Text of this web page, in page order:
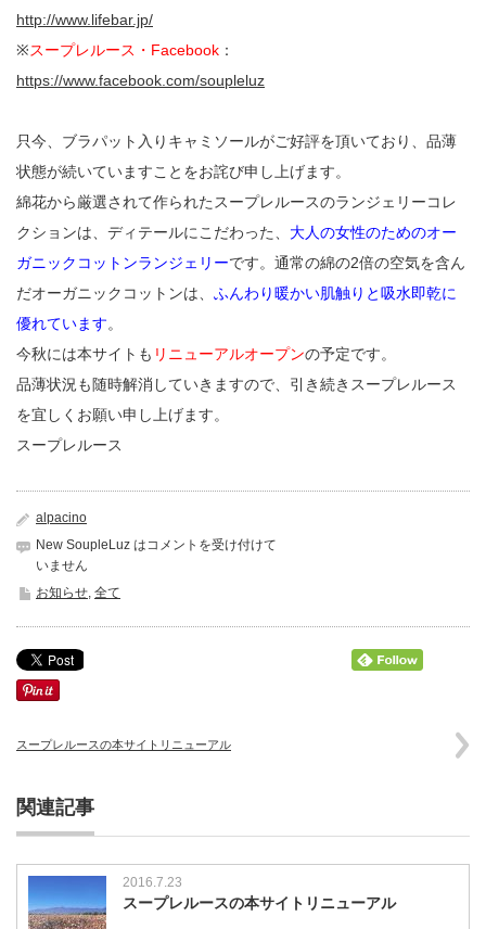
http://www.lifebar.jp/
※スープレルース・Facebook ：
https://www.facebook.com/soupleluz
只今、ブラパット入りキャミソールがご好評を頂いており、品薄
状態が続いていますことをお詫び申し上げます。
綿花から厳選されて作られたスープレルースのランジェリーコレ
クションは、ディテールにこだわった、 大人の女性のためのオー
ガニックコットンランジェリーです。通常の綿の2倍の空気を含ん
だオーガニックコットンは、 ふんわり暖かい肌触りと吸水即乾に
優れています。
今秋には本サイトも リニューアルオープンの予定です。
品薄状況も随時解消していきますので、引き続きスープレルース
を宜しくお願い申し上げます。
スープレルース
alpacino
New SoupleLuz はコメントを受け付けて
いません
お知らせ, 全て
スープレルースの本サイトリニューアル
関連記事
2016.7.23
スープレルースの本サイトリニューアル